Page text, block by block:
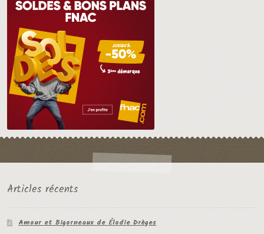
Articles récents
Amour et Bigorneaux de Élodie Drèges